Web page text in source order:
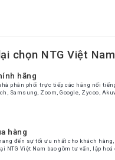
chọn NTG Việt
hãng
phân phối trực tiếp các hãng nổi
Samsung, Zoom, Google, Zycoo,
hàng
đến sự tối ưu nhất cho khách
NTG Việt Nam bao gồm tư vấn, lập hoá